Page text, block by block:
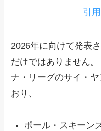
引
2026年に向けて発表
だけではありません。
ナ・リーグのサイ・
おり、
ポール・スキーン